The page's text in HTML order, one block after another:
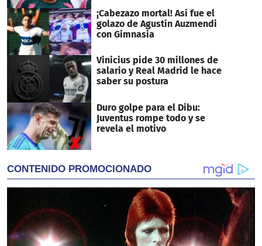
¡Cabezazo mortal! Así fue el
golazo de Agustín Auzmendi
con Gimnasia
Vinicius pide 30 millones de
salario y Real Madrid le hace
saber su postura
Duro golpe para el Dibu:
Juventus rompe todo y se
revela el motivo